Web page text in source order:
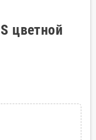
цветной